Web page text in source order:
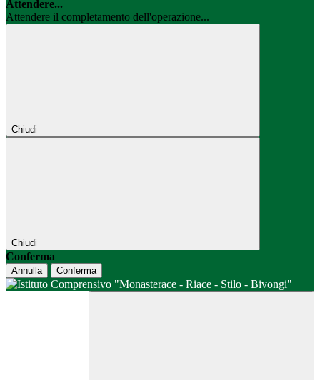
Attendere...
Attendere il completamento dell'operazione...
Chiudi
Chiudi
Conferma
Annulla Conferma